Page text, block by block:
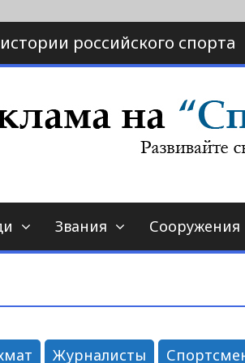
российского спорта
спорта
Звания Сооружения
Журналисты